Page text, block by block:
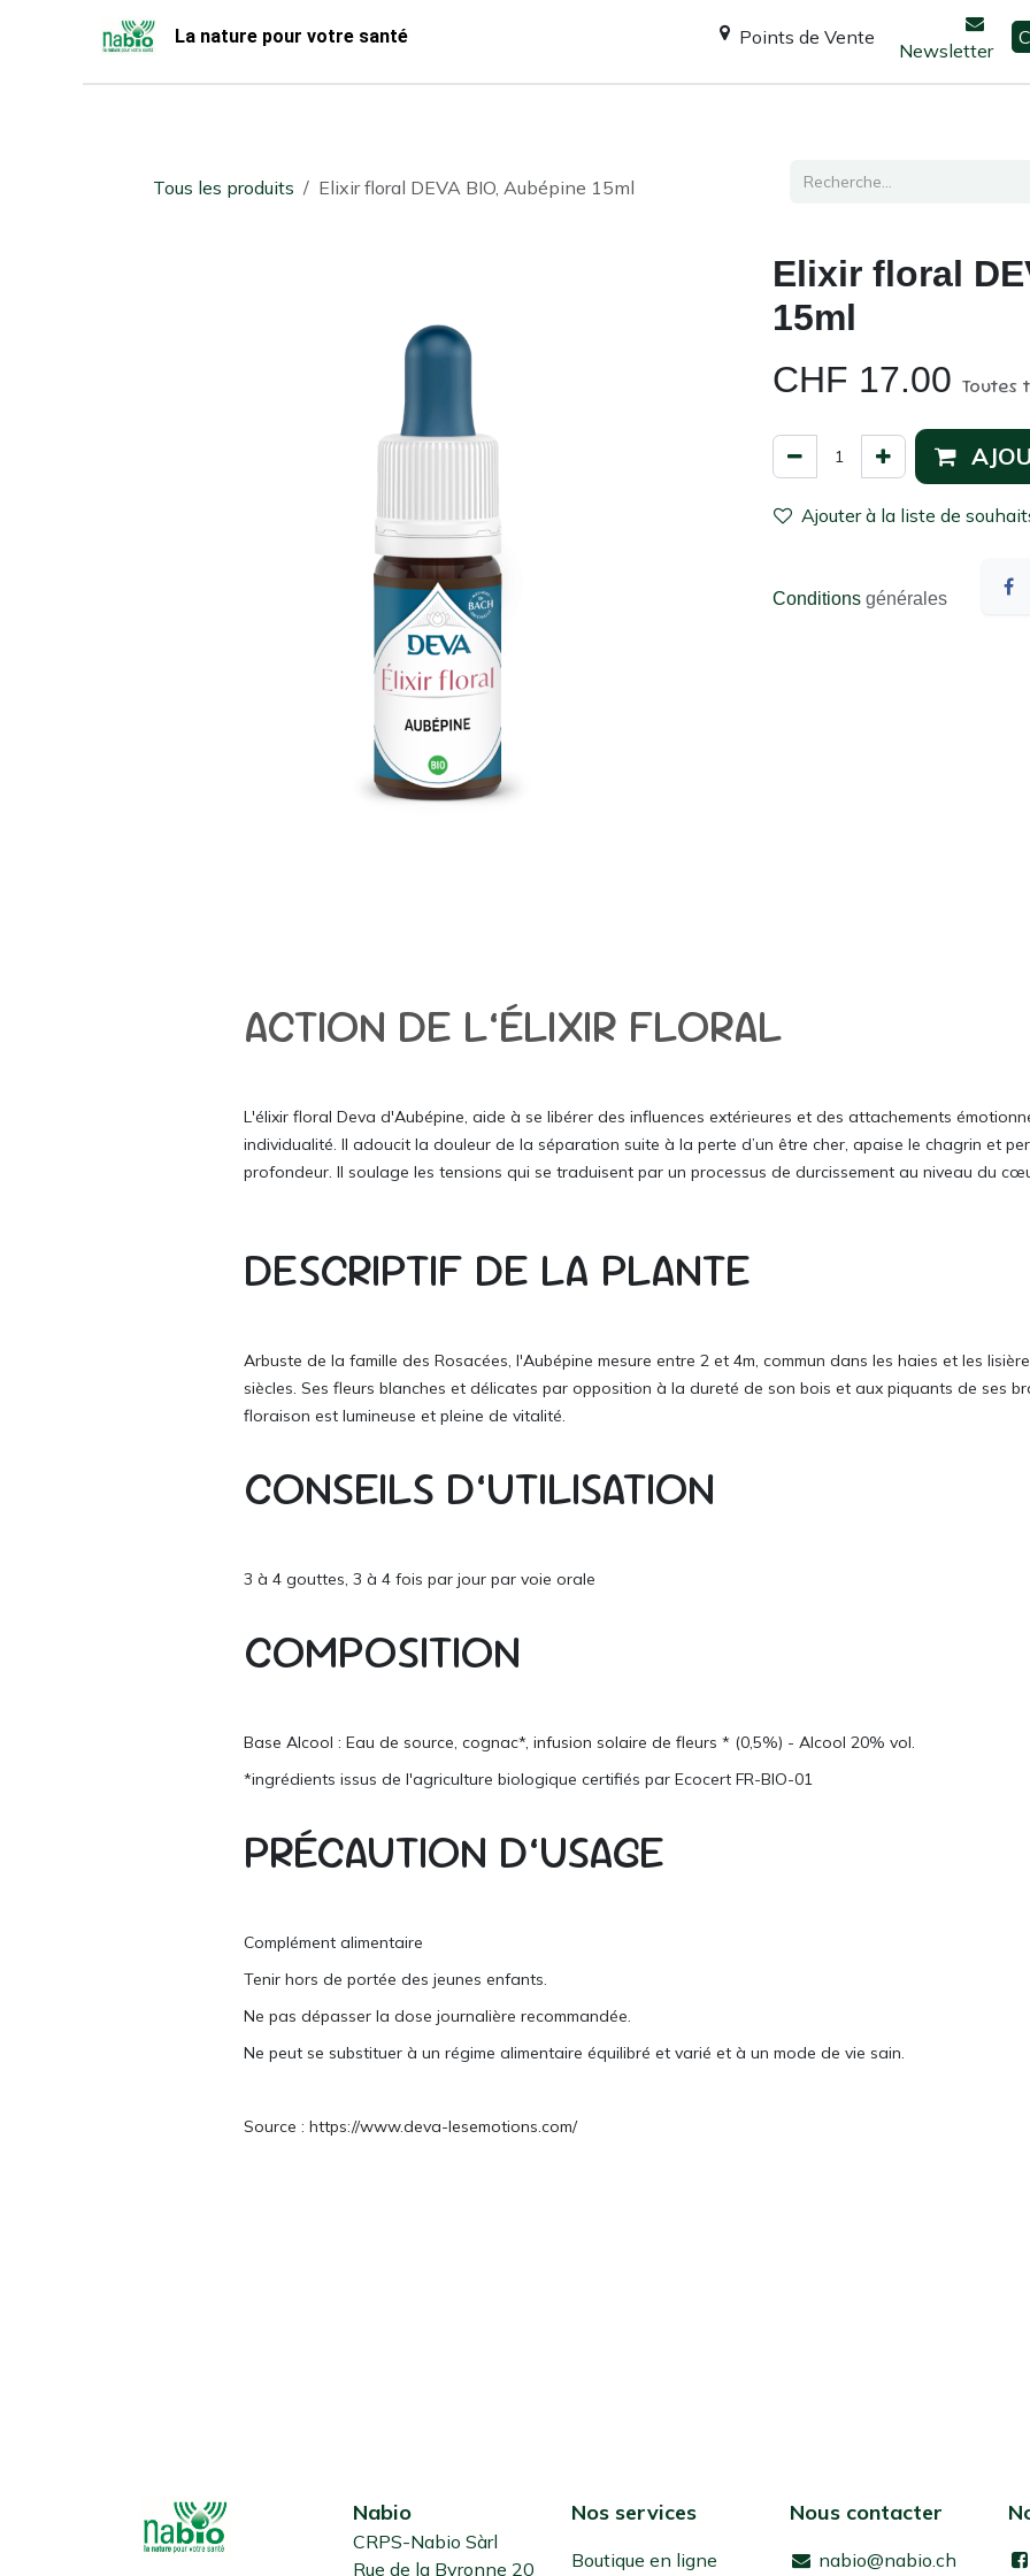
La nature pour votre santé Points de Vente
Newsletter
Tous les produits Elixir floral DEVA BIO, Aubépine 15ml
Elixir floral
15ml
CHF 17.00 Toutes
Ajouter à la liste de
Conditions générales
ACTION DE L’ÉLIXIR FLORAL
L'élixir floral Deva d'Aubépine, aide à se libérer des influences extérieures et des attachements
individualité. Il adoucit la douleur de la séparation suite à la perte d’un être cher, apaise le chagrin et
profondeur. Il soulage les tensions qui se traduisent par un processus de durcissement au niveau du
DESCRIPTIF DE LA PLANTE
Arbuste de la famille des Rosacées, l'Aubépine mesure entre 2 et 4m, commun dans les haies et les
siècles. Ses fleurs blanches et délicates par opposition à la dureté de son bois et aux piquants de ses
floraison est lumineuse et pleine de vitalité.
CONSEILS D’UTILISATION
3 à 4 gouttes, 3 à 4 fois par jour par voie orale
COMPOSITION
Base Alcool : Eau de source, cognac*, infusion solaire de fleurs * (0,5%) - Alcool 20% vol.
*ingrédients issus de l'agriculture biologique certifiés par Ecocert FR-BIO-01
PRÉCAUTION D’USAGE
Complément alimentaire
Tenir hors de portée des jeunes enfants.
Ne pas dépasser la dose journalière recommandée.
Ne peut se substituer à un régime alimentaire équilibré et varié et à un mode de vie sain.
Source : https://www.deva-lesemotions.com/
Nabio
CRPS-Nabio Sàrl
Rue de la Byronne 20
Nos services
Boutique en ligne
Nous contacter
nabio@nabio.ch